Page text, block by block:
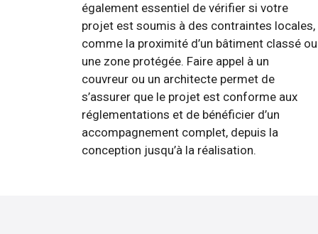
également essentiel de vérifier si votre
projet est soumis à des contraintes locales,
comme la proximité d’un bâtiment classé ou
une zone protégée. Faire appel à un
couvreur ou un architecte permet de
s’assurer que le projet est conforme aux
réglementations et de bénéficier d’un
accompagnement complet, depuis la
conception jusqu’à la réalisation.